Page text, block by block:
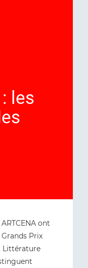
les
ont
Prix
Littérature